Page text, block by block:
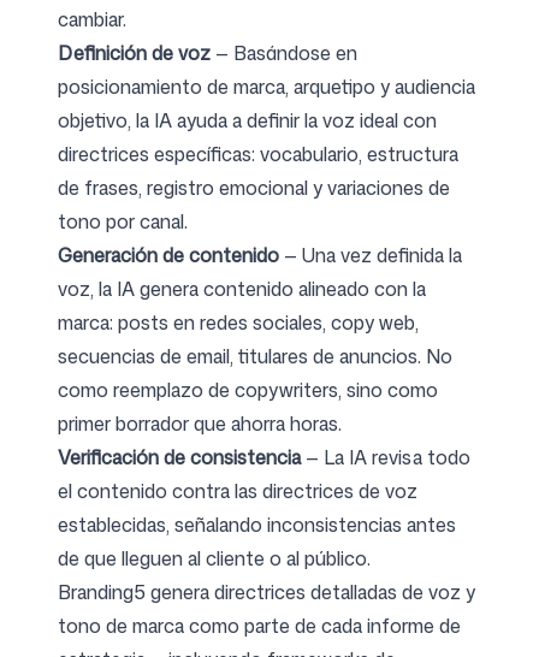
cambiar.
Definición de voz — Basándose en
posicionamiento de marca, arquetipo y audiencia
objetivo, la IA ayuda a definir la voz ideal con
directrices específicas: vocabulario, estructura
de frases, registro emocional y variaciones de
tono por canal.
Generación de contenido — Una vez definida la
voz, la IA genera contenido alineado con la
marca: posts en redes sociales, copy web,
secuencias de email, titulares de anuncios. No
como reemplazo de copywriters, sino como
primer borrador que ahorra horas.
Verificación de consistencia— La IA revisa todo
el contenido contra las directrices de voz
establecidas, señalando inconsistencias antes
de que lleguen al cliente o al público.
Branding5 genera directrices detalladas de voz y
tono de marca como parte de cada informe de